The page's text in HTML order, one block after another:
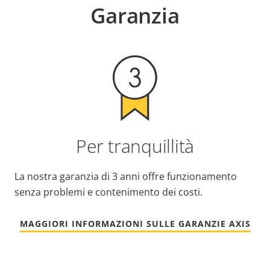
Garanzia
Per tranquillità
La nostra garanzia di 3 anni offre funzionamento
senza problemi e contenimento dei costi.
MAGGIORI INFORMAZIONI SULLE GARANZIE AXIS